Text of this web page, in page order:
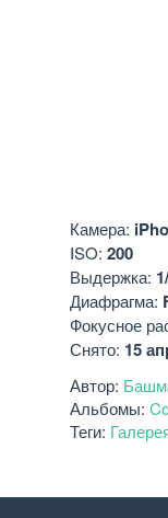
Камера:
ISO: 200
Выдержка:
Диафрагма:
Фокусное
Снято: 15
Автор:
Альбомы:
Теги: